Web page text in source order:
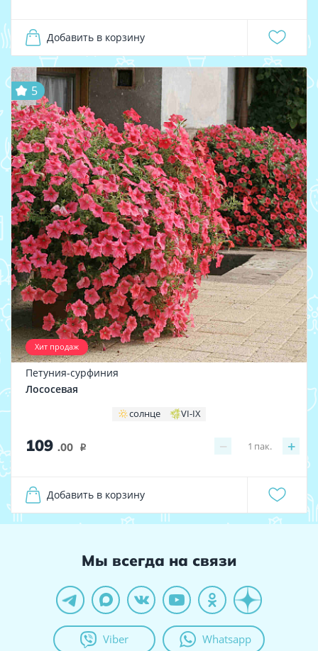
Добавить в корзину
Хит продаж
5
Петуния-сурфиния
Лососевая
солнце VI-IX
109 .00 i − +
1 пак.
Добавить в корзину
Мы всегда на связи
Viber Whatsapp